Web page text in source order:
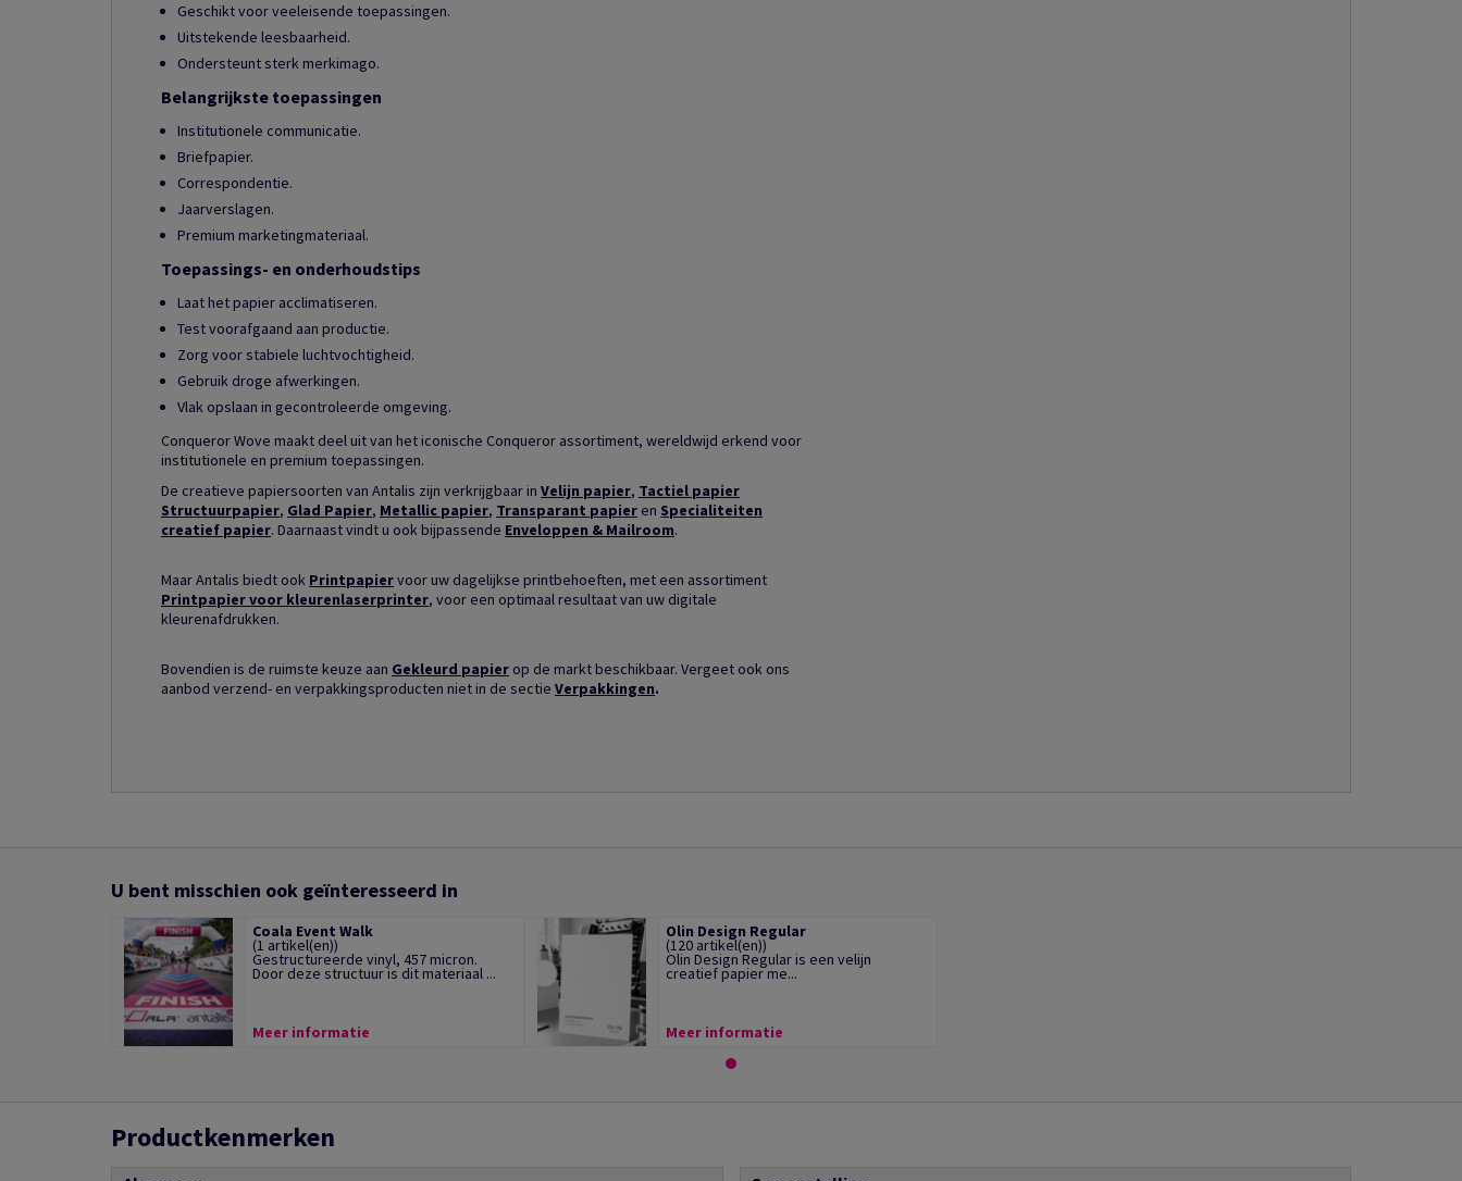
Geschikt voor veeleisende toepassingen.
Uitstekende leesbaarheid.
Ondersteunt sterk merkimago.
Belangrijkste toepassingen
Institutionele communicatie.
Briefpapier.
Correspondentie.
Jaarverslagen.
Premium marketingmateriaal.
Toepassings- en onderhoudstips
Laat het papier acclimatiseren.
Test voorafgaand aan productie.
Zorg voor stabiele luchtvochtigheid.
Gebruik droge afwerkingen.
Vlak opslaan in gecontroleerde omgeving.
Conqueror Wove maakt deel uit van het iconische Conqueror assortiment, wereldwijd erkend voor
institutionele en premium toepassingen.
De creatieve papiersoorten van Antalis zijn verkrijgbaar in Velijn papier, Tactiel papier
Structuurpapier, Glad Papier, Metallic papier, Transparant papier en Specialiteiten
creatief papier. Daarnaast vindt u ook bijpassende Enveloppen & Mailroom.
Maar Antalis biedt ook Printpapiervoor uw dagelijkse printbehoeften, met een assortiment
Printpapier voor kleurenlaserprinter, voor een optimaal resultaat van uw digitale
kleurenafdrukken.
Bovendien is de ruimste keuze aan Gekleurd papier op de markt beschikbaar. Vergeet ook ons
aanbod verzend- en verpakkingsproducten niet in de sectie Verpakkingen.
U bent misschien ook geïnteresseerd in
Coala Event Walk
(1 artikel(en))
Gestructureerde vinyl, 457 micron.
Door deze structuur is dit materiaal ...
Meer informatie
Olin Design Regular
(120 artikel(en))
Olin Design Regular is een velijn
creatief papier me...
Meer informatie
Productkenmerken